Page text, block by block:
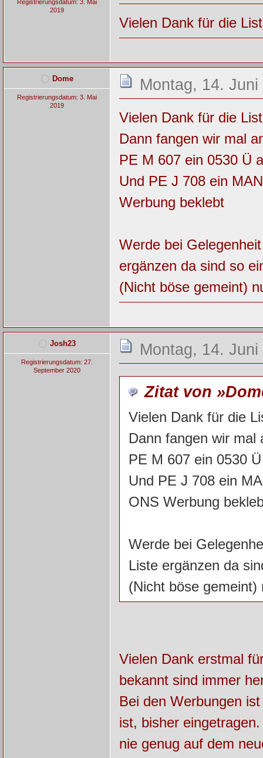
Registrierungsdatum: 3. Mai
2019
Vielen Dank für die
Dome
Registrierungsdatum: 3. Mai
2019
Montag, 14.
Vielen Dank für die
Dann fangen wir mal
PE M 607 ein 0530 Ü
Und PE J 708 ein
Werbung beklebt
Werde bei
ergänzen da sind so
(Nicht böse gemeint)
Josh23
Registrierungsdatum: 27.
September 2020
Montag, 14.
Zitat von
Vielen Dank für die
Dann fangen wir
PE M 607 ein 0530
Und PE J 708 ein
ONS Werbung
Werde bei
Liste ergänzen da
(Nicht böse
Vielen Dank erstmal
bekannt sind immer
Bei den Werbungen
ist, bisher
nie genug auf dem